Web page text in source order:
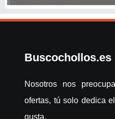
Buscochollos.es
Nosotros nos
ofertas, tú solo dedica
gusta.